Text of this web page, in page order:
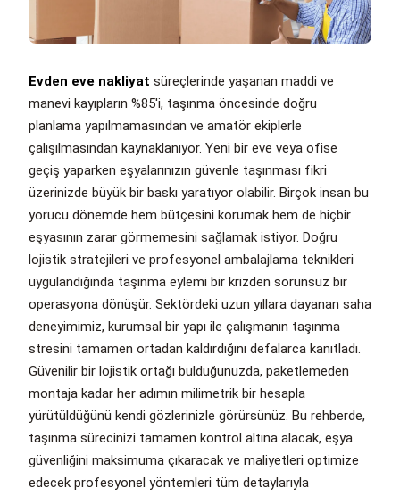
Evden eve nakliyat süreçlerinde yaşanan maddi ve
manevi kayıpların %85'i, taşınma öncesinde doğru
planlama yapılmamasından ve amatör ekiplerle
çalışılmasından kaynaklanıyor. Yeni bir eve veya ofise
geçiş yaparken eşyalarınızın güvenle taşınması fikri
üzerinizde büyük bir baskı yaratıyor olabilir. Birçok insan bu
yorucu dönemde hem bütçesini korumak hem de hiçbir
eşyasının zarar görmemesini sağlamak istiyor. Doğru
lojistik stratejileri ve profesyonel ambalajlama teknikleri
uygulandığında taşınma eylemi bir krizden sorunsuz bir
operasyona dönüşür. Sektördeki uzun yıllara dayanan saha
deneyimimiz, kurumsal bir yapı ile çalışmanın taşınma
stresini tamamen ortadan kaldırdığını defalarca kanıtladı.
Güvenilir bir lojistik ortağı bulduğunuzda, paketlemeden
montaja kadar her adımın milimetrik bir hesapla
yürütüldüğünü kendi gözlerinizle görürsünüz. Bu rehberde,
taşınma sürecinizi tamamen kontrol altına alacak, eşya
güvenliğini maksimuma çıkaracak ve maliyetleri optimize
edecek profesyonel yöntemleri tüm detaylarıyla